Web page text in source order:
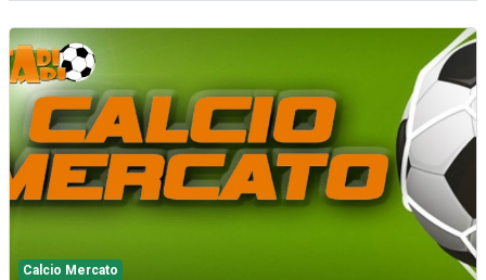
Calcio Mercato